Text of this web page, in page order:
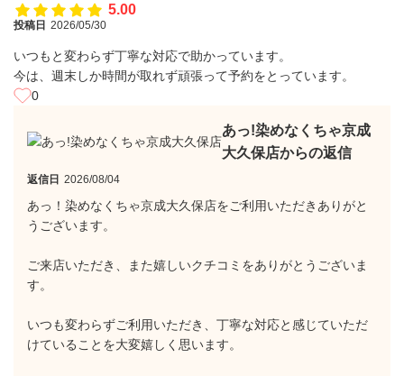
5.00
投稿日 2026/05/30
いつもと変わらず丁寧な対応で助かっています。
今は、週末しか時間が取れず頑張って予約をとっています。
0
あっ!染めなくちゃ京成
大久保店からの返信
返信日 2026/08/04
あっ！染めなくちゃ京成大久保店をご利用いただきありがと
うございます。
ご来店いただき、また嬉しいクチコミをありがとうございま
す。
いつも変わらずご利用いただき、丁寧な対応と感じていただ
けていることを大変嬉しく思います。